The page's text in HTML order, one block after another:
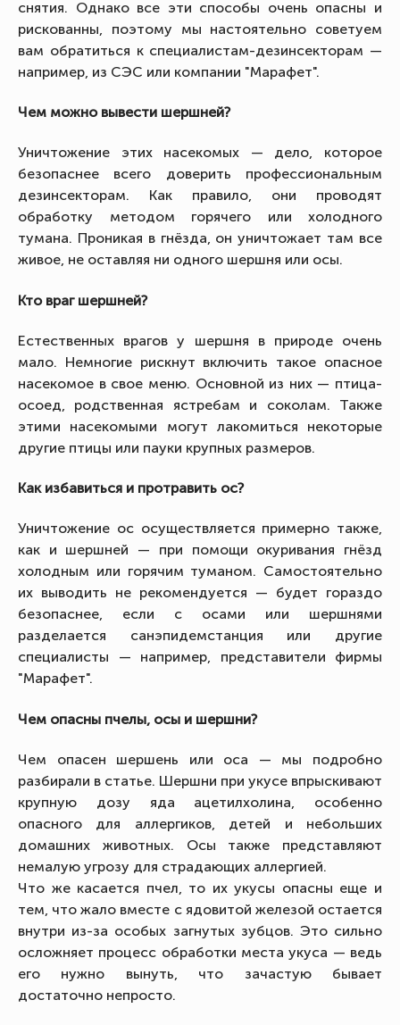
снятия. Однако все эти способы очень опасны и
рискованны, поэтому мы настоятельно советуем
вам обратиться к специалистам-дезинсекторам —
например, из СЭС или компании "Марафет".
Чем можно вывести шершней?
Уничтожение этих насекомых — дело, которое
безопаснее всего доверить профессиональным
дезинсекторам. Как правило, они проводят
обработку методом горячего или холодного
тумана. Проникая в гнёзда, он уничтожает там все
живое, не оставляя ни одного шершня или осы.
Кто враг шершней?
Естественных врагов у шершня в природе очень
мало. Немногие рискнут включить такое опасное
насекомое в свое меню. Основной из них — птица-
осоед, родственная ястребам и соколам. Также
этими насекомыми могут лакомиться некоторые
другие птицы или пауки крупных размеров.
Как избавиться и протравить ос?
Уничтожение ос осуществляется примерно также,
как и шершней — при помощи окуривания гнёзд
холодным или горячим туманом. Самостоятельно
их выводить не рекомендуется — будет гораздо
безопаснее, если с осами или шершнями
разделается санэпидемстанция или другие
специалисты — например, представители фирмы
"Марафет".
Чем опасны пчелы, осы и шершни?
Чем опасен шершень или оса — мы подробно
разбирали в статье. Шершни при укусе впрыскивают
крупную дозу яда ацетилхолина, особенно
опасного для аллергиков, детей и небольших
домашних животных. Осы также представляют
немалую угрозу для страдающих аллергией.
Что же касается пчел, то их укусы опасны еще и
тем, что жало вместе с ядовитой железой остается
внутри из-за особых загнутых зубцов. Это сильно
осложняет процесс обработки места укуса — ведь
его нужно вынуть, что зачастую бывает
достаточно непросто.